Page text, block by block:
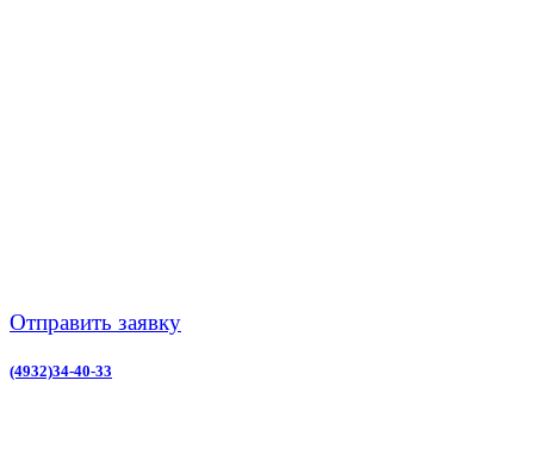
Отправить заявку
(4932)34-40-33